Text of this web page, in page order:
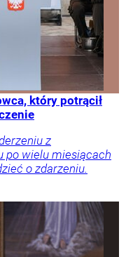
który potrącił
z
po wielu miesiącach
o zdarzeniu.